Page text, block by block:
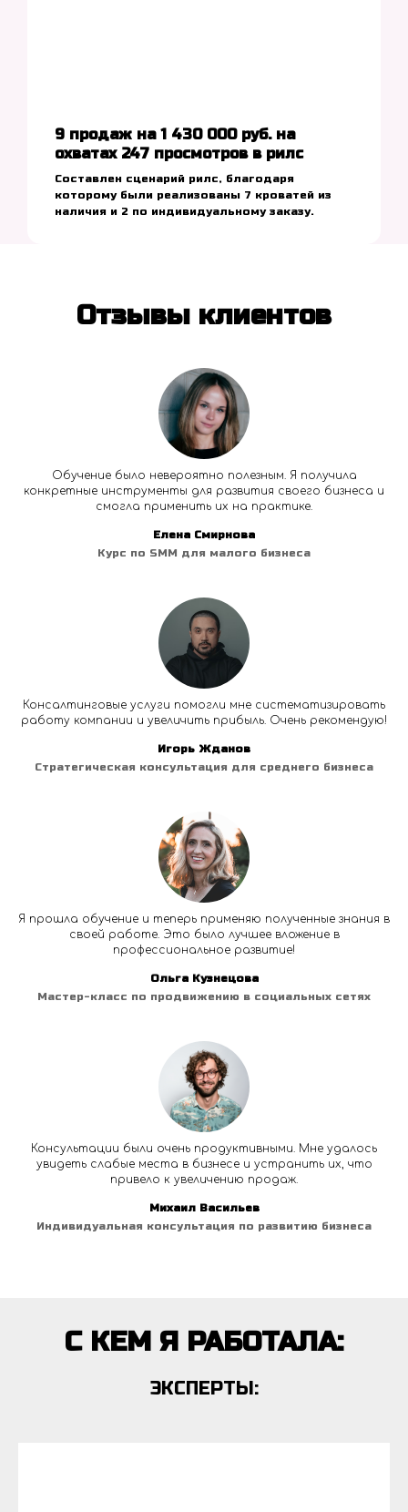
9 продаж на 1 430 000 руб. на
охватах 247 просмотров в рилс
Составлен сценарий рилс, благодаря
которому были реализованы 7 кроватей из
наличия и 2 по индивидуальному заказу.
Отзывы клиентов
Обучение было невероятно полезным. Я получила
конкретные инструменты для развития своего бизнеса и
смогла применить их на практике.
Елена Смирнова
Курс по SMM для малого бизнеса
Консалтинговые услуги помогли мне систематизировать
работу компании и увеличить прибыль. Очень рекомендую!
Игорь Жданов
Стратегическая консультация для среднего бизнеса
Я прошла обучение и теперь применяю полученные знания в
своей работе. Это было лучшее вложение в
профессиональное развитие!
Ольга Кузнецова
Мастер-класс по продвижению в социальных сетях
Консультации были очень продуктивными. Мне удалось
увидеть слабые места в бизнесе и устранить их, что
привело к увеличению продаж.
Михаил Васильев
Индивидуальная консультация по развитию бизнеса
С КЕМ Я РАБОТАЛА:
ЭКСПЕРТЫ: